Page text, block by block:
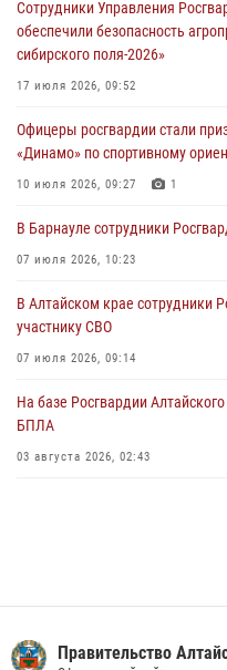
акции «Коробка храбрости»
Сотрудники Росгвардии
03 июля 2026, 04:03
Управление Росгвардии по
02 июля 2026, 00:55
Алтайскому краю подведены
01 июля 2026, 07:49
Сотрудники Управления
обеспечили безопасность
сибирского поля-2026»
17 июля 2026, 09:52
Офицеры росгвардии стали
«Динамо» по спортивному
10 июля 2026, 09:27 1
В Барнауле сотрудники
07 июля 2026, 10:23
В Алтайском крае сотрудники
участнику СВО
07 июля 2026, 09:14
На базе Росгвардии
БПЛА
03 августа 2026, 02:43
Правительство